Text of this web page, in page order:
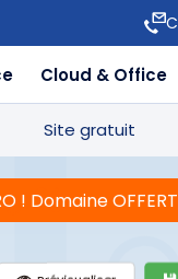
Cloud & Office
Site gratuit
! Domaine